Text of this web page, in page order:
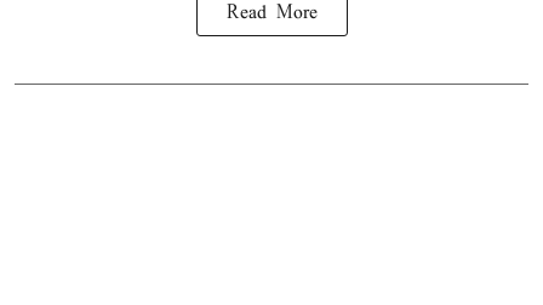
Read More